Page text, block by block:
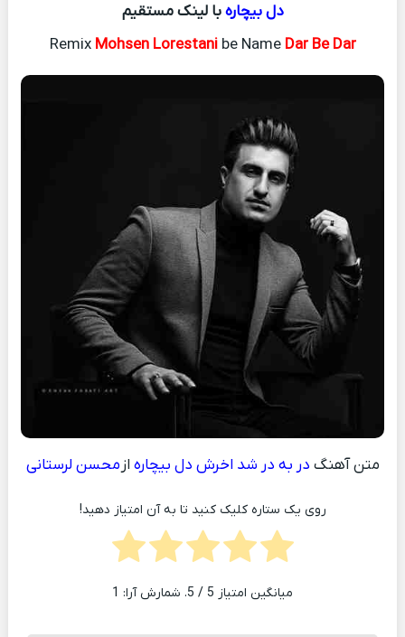
دل بیچارهبا لینک مستقیم
Remix Mohsen Lorestani be NameDar Be Dar
متن آهنگ در به در شد اخرش دل بیچاره از محسن لرستانی
روی یک ستاره کلیک کنید تا به آن امتیاز دهید!
میانگین امتیاز 5 / 5. شمارش آرا: 1